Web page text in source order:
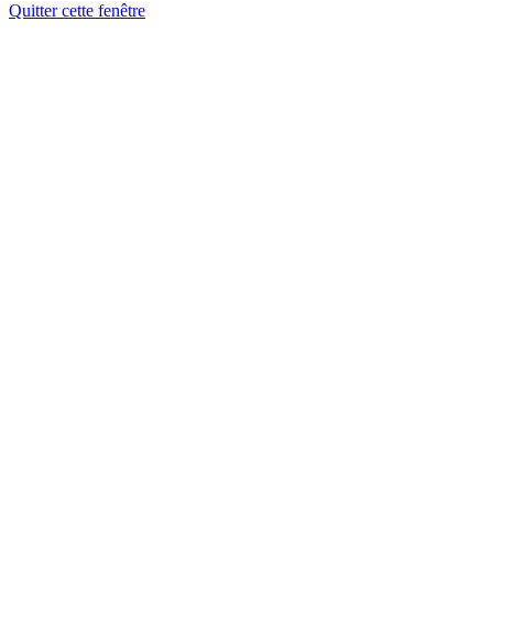
Quitter cette fenêtre